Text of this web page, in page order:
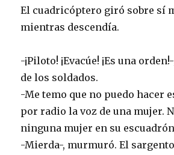
El cuadricóptero giró sobre sí
mientras descendía.
-¡Piloto! ¡Evacúe! ¡Es una
de los soldados.
-Me temo que no puedo hacer
por radio la voz de una mujer.
ninguna mujer en su
-Mierda-, murmuró. El